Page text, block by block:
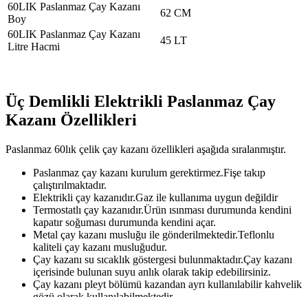
60LIK Paslanmaz Çay Kazanı
Boy
62 CM
60LIK Paslanmaz Çay Kazanı
Litre Hacmi
45 LT
Üç Demlikli Elektrikli Paslanmaz Çay
Kazanı Özellikleri
Paslanmaz 60lık çelik çay kazanı özellikleri aşağıda sıralanmıştır.
Paslanmaz çay kazanı kurulum gerektirmez.Fişe takıp
çalıştırılmaktadır.
Elektrikli çay kazanıdır.Gaz ile kullanıma uygun değildir
Termostatlı çay kazanıdır.Ürün ısınması durumunda kendini
kapatır soğuması durumunda kendini açar.
Metal çay kazanı musluğu ile gönderilmektedir.Teflonlu
kaliteli çay kazanı musluğudur.
Çay kazanı su sıcaklık göstergesi bulunmaktadır.Çay kazanı
içerisinde bulunan suyu anlık olarak takip edebilirsiniz.
Çay kazanı pleyt bölümü kazandan ayrı kullanılabilir kahvelik